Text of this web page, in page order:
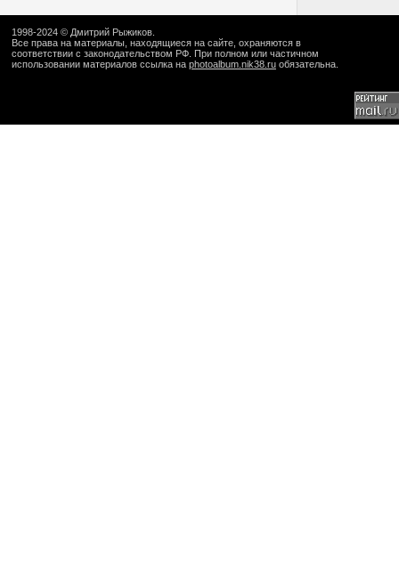
1998-2024 © Дмитрий Рыжиков
Все права на материалы, находящиеся на сайте, охраняются в
соответствии с законодательством РФ. При полном или частичном
использовании материалов ссылка на photoalbum.nik38.ru обязательна.